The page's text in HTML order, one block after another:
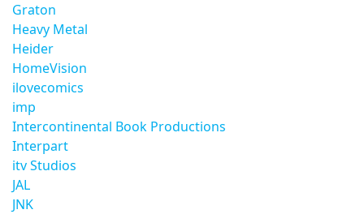
Graton
Heavy Metal
Heider
HomeVision
ilovecomics
imp
Intercontinental Book Productions
Interpart
itv Studios
JAL
JNK